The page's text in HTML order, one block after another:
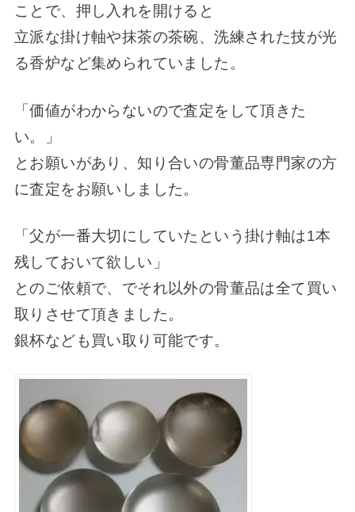
ことで、押し入れを開けると
立派な掛け軸や抹茶の茶碗、洗練された技が光
る香炉など集められていました。
「価値がわからないので査定をして頂きた
い。」
とお願いがあり、知り合いの骨董品専門家の方
に査定をお願いしました。
「父が一番大切にしていたという掛け軸は1本
残しておいて欲しい」
とのご依頼で、でそれ以外の骨董品は全て買い
取りさせて頂きました。
銀杯なども買い取り可能です。